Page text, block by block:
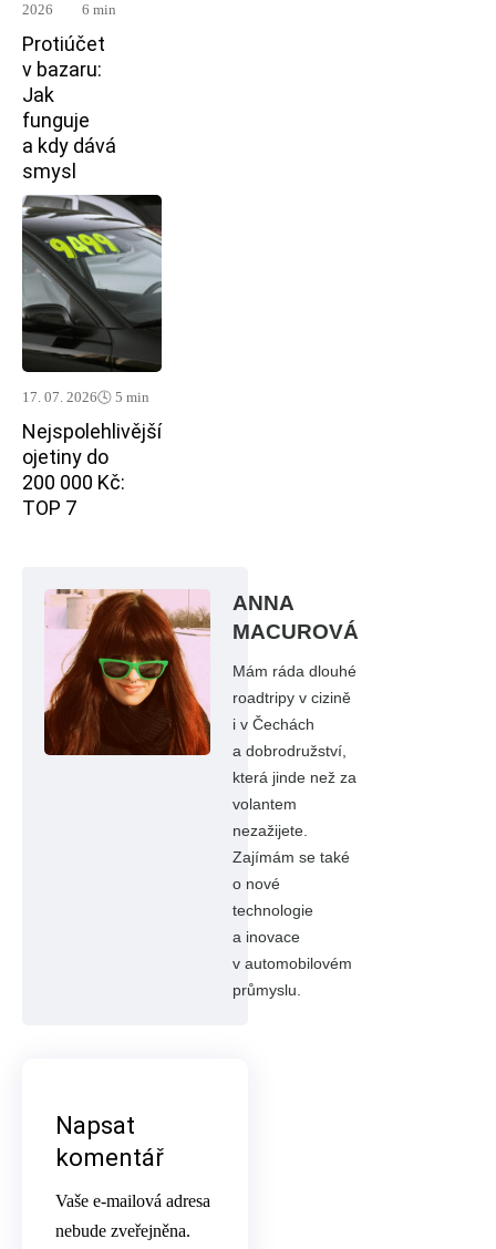
2026
6 min
Protiúčet
v bazaru:
Jak
funguje
a kdy dává
smysl
17. 07. 2026🕓 5 min
Nejspolehlivější
ojetiny do
200 000 Kč:
TOP 7
ANNA
MACUROVÁ
Mám ráda dlouhé
roadtripy v cizině
i v Čechách
a dobrodružství,
která jinde než za
volantem
nezažijete.
Zajímám se také
o nové
technologie
a inovace
v automobilovém
průmyslu.
Napsat
komentář
Vaše e-mailová adresa
nebude zveřejněna.